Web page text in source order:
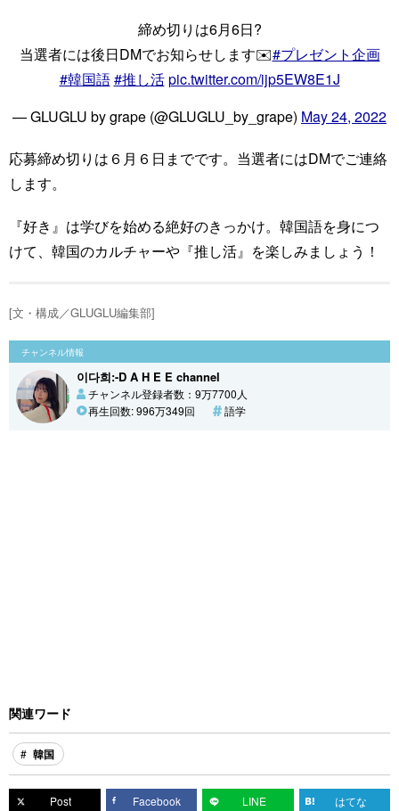
締め切りは6月6日?️
当選者には後日DMでお知らせします✉️#プレゼント企画
#韓国語#推し活pic.twitter.com/ijp5EW8E1J
— GLUGLU by grape (@GLUGLU_by_grape) May 24, 2022
応募締め切りは６月６日までです。当選者にはDMでご連絡
します。
『好き』は学びを始める絶好のきっかけ。韓国語を身につ
けて、韓国のカルチャーや『推し活』を楽しみましょう！
[文・構成／GLUGLU編集部]
チャンネル情報
이다희:-D A H E E channel
チャンネル登録者数：9万7700人
再生回数: 996万349回
語学
関連ワード
韓国
Post Facebook LINE はてな